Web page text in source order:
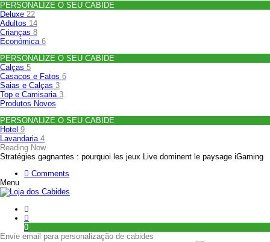
PERSONALIZE O SEU CABIDE
Deluxe 22
Adultos 14
Crianças 8
Económica 6
PERSONALIZE O SEU CABIDE
Calças 5
Casacos e Fatos 6
Saias e Calças 3
Top e Camisaria 3
Produtos Novos
PERSONALIZE O SEU CABIDE
Hotel 9
Lavandaria 4
Reading Now
Stratégies gagnantes : pourquoi les jeux Live dominent le paysage iGaming
Comments
Menu
0
Envie email para personalização de cabides